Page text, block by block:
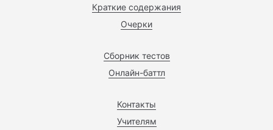
Краткие содержания
Очерки
Сборник тестов
Онлайн-баттл
Контакты
Учителям